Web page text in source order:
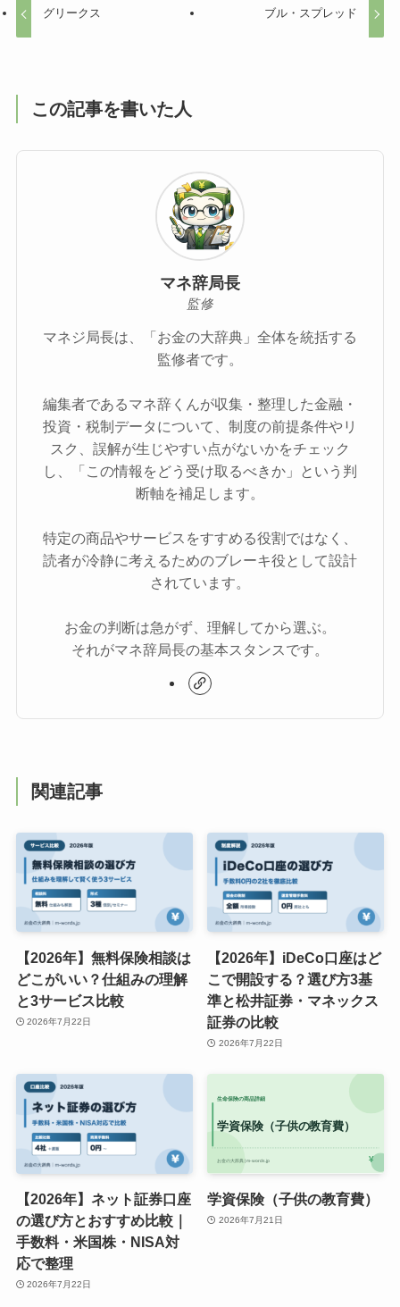
グリークス ブル・スプレッド
この記事を書いた人
マネ辞局長
監修
マネジ局長は、「お金の大辞典」全体を統括する
監修者です。
編集者であるマネ辞くんが収集・整理した金融・
投資・税制データについて、制度の前提条件やリ
スク、誤解が生じやすい点がないかをチェック
し、「この情報をどう受け取るべきか」という判
断軸を補足します。
特定の商品やサービスをすすめる役割ではなく、
読者が冷静に考えるためのブレーキ役として設計
されています。
お金の判断は急がず、理解してから選ぶ。
それがマネ辞局長の基本スタンスです。
関連記事
【2026年】無料保険相談は
どこがいい？仕組みの理解
と3サービス比較
2026年7月22日
【2026年】iDeCo口座はど
こで開設する？選び方3基
準と松井証券・マネックス
証券の比較
2026年7月22日
【2026年】ネット証券口座
の選び方とおすすめ比較｜
手数料・米国株・NISA対
応で整理
2026年7月22日
学資保険（子供の教育費）
2026年7月21日